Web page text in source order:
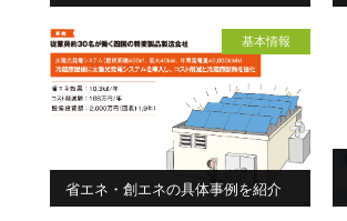
基本情報
省エネ・創エネの具体事例を紹介